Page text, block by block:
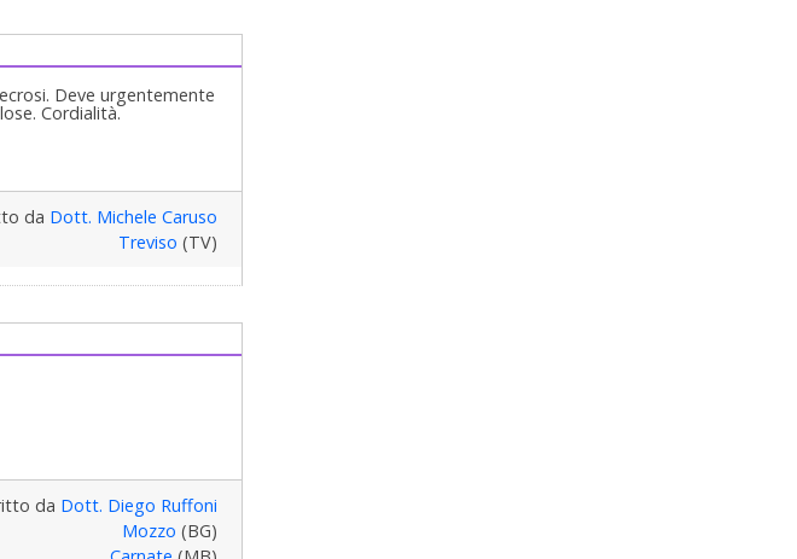
Deve urgentemente
Cordialità.
da Dott. Michele Caruso
Treviso (TV)
da Dott. Diego Ruffoni
Mozzo (BG)